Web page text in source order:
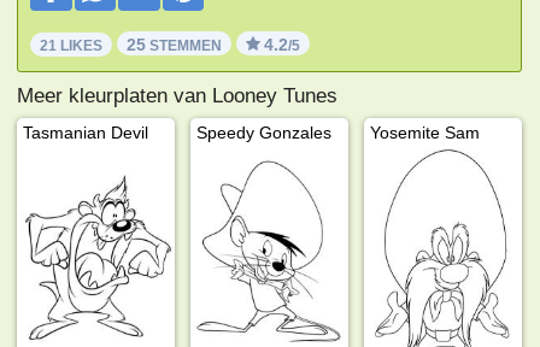
21 LIKES 25 STEMMEN 4.2/5
Meer kleurplaten van Looney Tunes
Tasmanian Devil Speedy Gonzales Yosemite Sam